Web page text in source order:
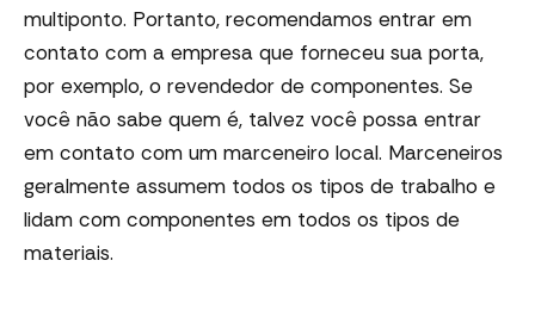
multiponto. Portanto, recomendamos entrar em
contato com a empresa que forneceu sua porta,
por exemplo, o revendedor de componentes. Se
você não sabe quem é, talvez você possa entrar
em contato com um marceneiro local. Marceneiros
geralmente assumem todos os tipos de trabalho e
lidam com componentes em todos os tipos de
materiais.